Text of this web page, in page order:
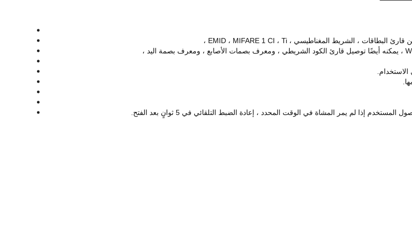
إذا لم يمر المشاة في الوقت المحدد ، إعادة الضبط التلقائي في 5 ثوانٍ بعد الفتح.